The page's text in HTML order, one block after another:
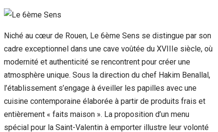
Niché au cœur de Rouen, Le 6ème Sens se distingue par son
cadre exceptionnel dans une cave voûtée du XVIIIe siècle, où
modernité et authenticité se rencontrent pour créer une
atmosphère unique. Sous la direction du chef Hakim Benallal,
l’établissement s’engage à éveiller les papilles avec une
cuisine contemporaine élaborée à partir de produits frais et
entièrement « faits maison ». La proposition d’un menu
spécial pour la Saint-Valentin à emporter illustre leur volonté